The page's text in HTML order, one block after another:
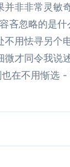
非非常灵敏
忽略的是
用怯寻另个
才同令我
在不用惭选